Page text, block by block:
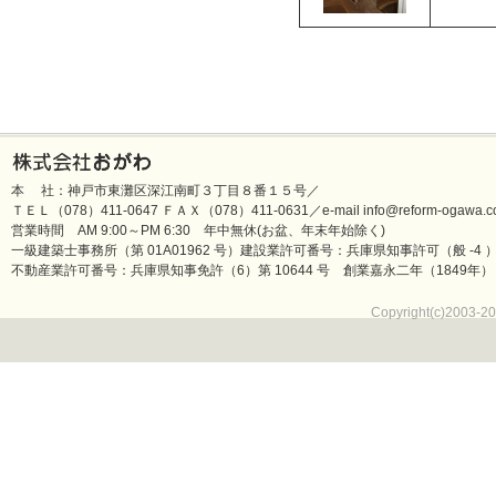
本 社：神戸市東灘区深江南町３丁目８番１５号／
ＴＥＬ（078）411-0647 ＦＡＸ（078）411-0631／e-mail info@reform-
営業時間 AM 9:00～PM 6:30 年中無休(お盆、年末年始除く)
一級建築士事務所（第 01A01962 号）建設業許可番号：兵庫県知事許可（般 -4
不動産業許可番号：兵庫県知事免許（6）第 10644 号 創業嘉永二年（1849年）
Copyright(c)2003-